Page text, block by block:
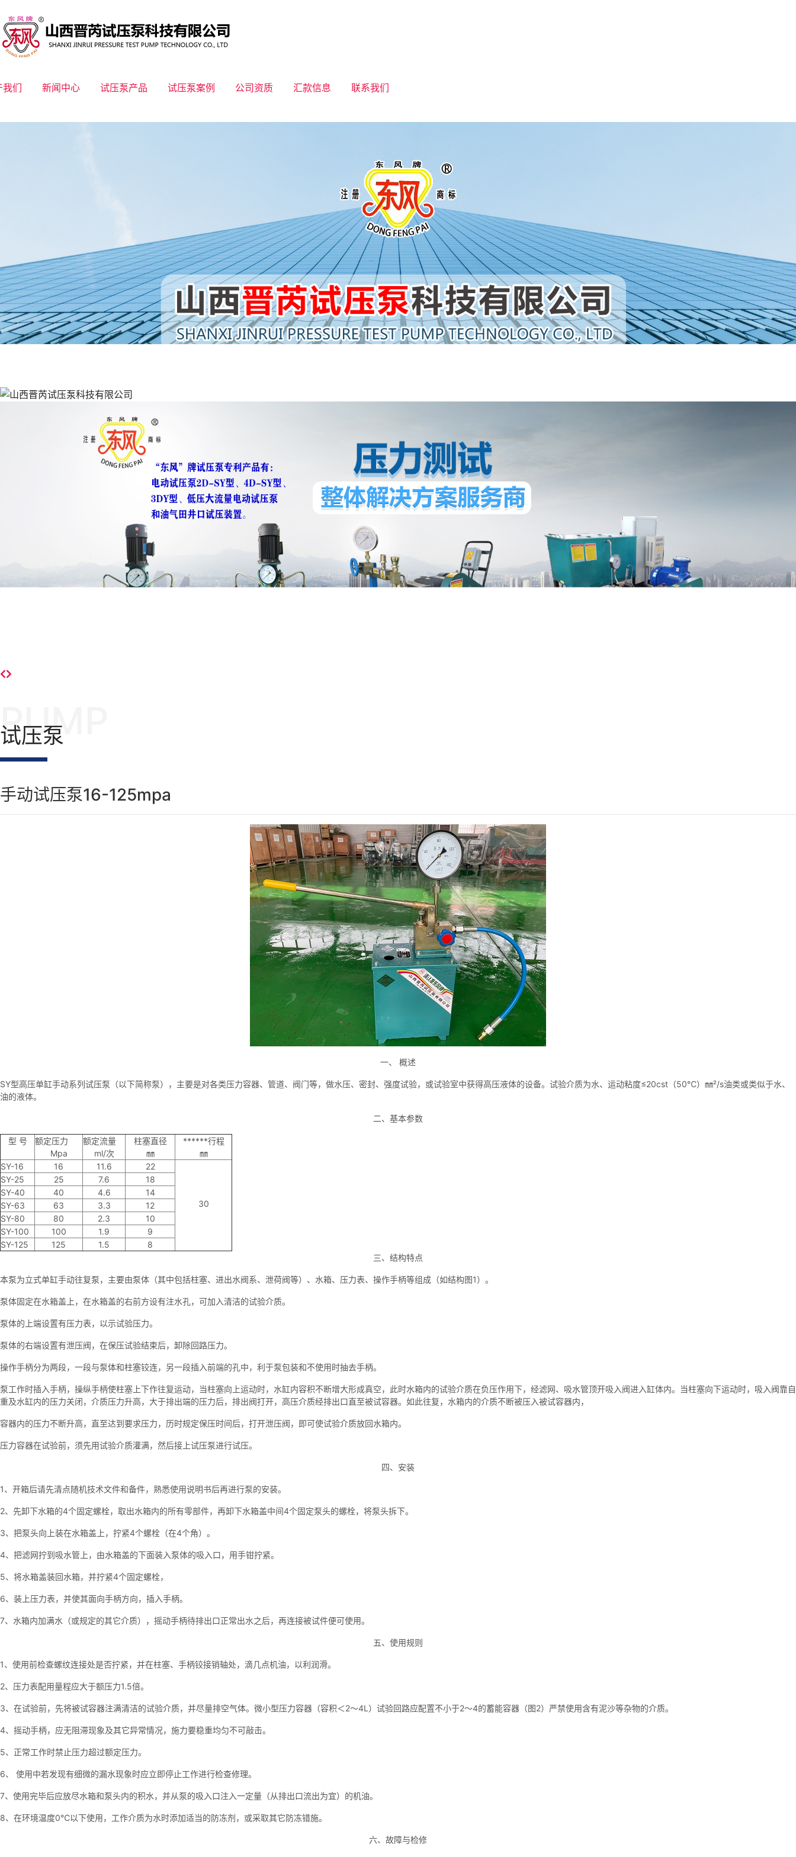
我们 新闻中心 试压泵产品 试压泵案例 公司资质 汇款信息 联系我们
PUMP
试压泵
手动试压泵16-125mpa
一、 概述
SY型高压单缸手动系列试压泵（以下简称泵），主要是对各类压力容器、管道、阀门等，做水压、密封、强度试验，或试验室中获得高压液体的设备。试验介质为水、运动粘度≤20cst（50℃）㎜²/s油类或类似于水、
油的液体。
二、基本参数
型 号
额定压力
Mpa
额定流量
ml/次
柱塞直径
㎜
******行程
㎜
SY-16
16 11.6 22
30
SY-25 25 7.6
18
SY-40
40 4.6
14
SY-63
63 3.3
12
SY-80
80 2.3
10
SY-100
100 1.9
9
SY-125
125 1.5
8
三、结构特点
本泵为立式单缸手动往复泵，主要由泵体（其中包括柱塞、进出水阀系、泄荷阀等）、水箱、压力表、操作手柄等组成（如结构图1）。
泵体固定在水箱盖上，在水箱盖的右前方设有注水孔，可加入清洁的试验介质。
泵体的上端设置有压力表，以示试验压力。
泵体的右端设置有泄压阀，在保压试验结束后，卸除回路压力。
操作手柄分为两段，一段与泵体和柱塞铰连，另一段插入前端的孔中，利于泵包装和不使用时抽去手柄。
泵工作时插入手柄，操纵手柄使柱塞上下作往复运动，当柱塞向上运动时，水缸内容积不断增大形成真空，此时水箱内的试验介质在负压作用下，经滤网、吸水管顶开吸入阀进入缸体内。当柱塞向下运动时，吸入阀靠自
重及水缸内的压力关闭，介质压力升高，大于排出端的压力后，排出阀打开，高压介质经排出口直至被试容器。如此往复，水箱内的介质不断被压入被试容器内，
容器内的压力不断升高，直至达到要求压力，历时规定保压时间后，打开泄压阀，即可使试验介质放回水箱内。
压力容器在试验前，须先用试验介质灌满，然后接上试压泵进行试压。
四、安装
1、开箱后请先清点随机技术文件和备件，熟悉使用说明书后再进行泵的安装。
2、先卸下水箱的4个固定螺栓，取出水箱内的所有零部件，再卸下水箱盖中间4个固定泵头的螺栓，将泵头拆下。
3、把泵头向上装在水箱盖上，拧紧4个螺栓（在4个角）。
4、把滤网拧到吸水管上，由水箱盖的下面装入泵体的吸入口，用手钳拧紧。
5、将水箱盖装回水箱，并拧紧4个固定螺栓，
6、装上压力表，并使其面向手柄方向，插入手柄。
7、水箱内加满水（或规定的其它介质），摇动手柄待排出口正常出水之后，再连接被试件便可使用。
五、使用规则
1、使用前检查螺纹连接处是否拧紧，并在柱塞、手柄铰接销轴处，滴几点机油，以利润滑。
2、压力表配用量程应大于额压力1.5倍。
3、在试验前，先将被试容器注满清洁的试验介质，并尽量排空气体。微小型压力容器（容积＜2～4L）试验回路应配置不小于2～4的蓄能容器（图2）严禁使用含有泥沙等杂物的介质。
4、摇动手柄，应无阻滞现象及其它异常情况，施力要稳重均匀不可敲击。
5、正常工作时禁止压力超过额定压力。
6、 使用中若发现有细微的漏水现象时应立即停止工作进行检查修理。
7、使用完毕后应放尽水箱和泵头内的积水，并从泵的吸入口注入一定量（从排出口流出为宜）的机油。
8、在环境温度0℃以下使用，工作介质为水时添加适当的防冻剂，或采取其它防冻错施。
六、故障与检修